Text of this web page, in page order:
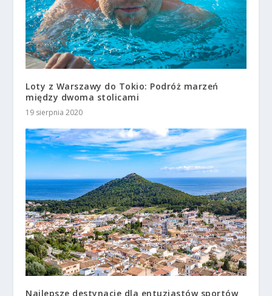
Loty z Warszawy do Tokio: Podróż marzeń
między dwoma stolicami
19 sierpnia 2020
Najlepsze destynacje dla entuzjastów sportów